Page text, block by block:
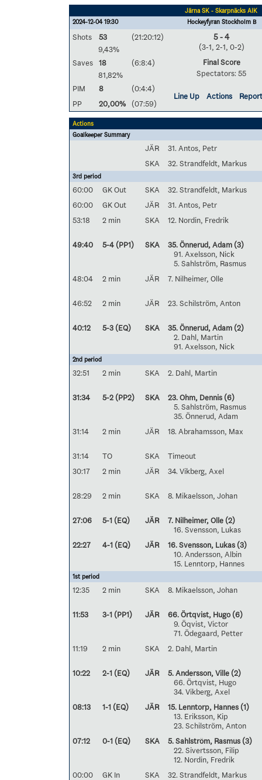
Järna SK - Skarpnäcks AIK
2024-12-04 19:30
Hockeyfyran Stockholm B
Shots 53 (21:20:12) 5 - 4
(3-1, 2-1, 0-2)
Final Score
Spectators: 55
9,43%
Saves
18
(6:8:4)
81,82%
PIM
8
(0:4:4)
Line Up
Actions
PP
20,00% (07:59)
Actions
Goalkeeper Summary
JÄR
31. Antos, Petr
SKA
32. Strandfeldt, Markus
3rd period
60:00 GK Out SKA
32. Strandfeldt, Markus
60:00
GK Out JÄR
31. Antos, Petr
53:18
2 min SKA 12. Nordin, Fredrik
49:40 5-4 (PP1) SKA 35. Önnerud, Adam (3)
91. Axelsson, Nick
5. Sahlström, Rasmus
48:04
2 min JÄR 7. Nilheimer, Olle
46:52 2 min JÄR 23. Schilström, Anton
40:12 5-3 (EQ) SKA 35. Önnerud, Adam (2)
2. Dahl, Martin
91. Axelsson, Nick
2nd period
32:51 2 min SKA 2. Dahl, Martin
31:34 5-2 (PP2) SKA 23. Ohm, Dennis (6)
5. Sahlström, Rasmus
35. Önnerud, Adam
31:14
2 min JÄR 18. Abrahamsson, Max
31:14 TO SKA
Timeout
30:17
2 min JÄR 34. Vikberg, Axel
28:29 2 min SKA 8. Mikaelsson, Johan
27:06 5-1 (EQ) JÄR 7. Nilheimer, Olle (2)
16. Svensson, Lukas
22:27
4-1 (EQ) JÄR 16. Svensson, Lukas (3)
10. Andersson, Albin
15. Lenntorp, Hannes
1st period
12:35 2 min SKA 8. Mikaelsson, Johan
11:53 3-1 (PP1) JÄR 66. Örtqvist, Hugo (6)
9. Öqvist, Victor
71. Ödegaard, Petter
11:19
2 min SKA 2. Dahl, Martin
10:22 2-1 (EQ) JÄR 5. Andersson, Ville (2)
66. Örtqvist, Hugo
34. Vikberg, Axel
08:13
1-1 (EQ) JÄR 15. Lenntorp, Hannes (1)
13. Eriksson, Kip
23. Schilström, Anton
07:12
0-1 (EQ) SKA 5. Sahlström, Rasmus (3)
22. Sivertsson, Filip
12. Nordin, Fredrik
00:00
GK In SKA
32. Strandfeldt, Markus